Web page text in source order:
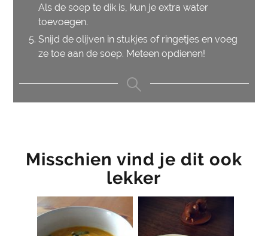
Als de soep te dik is, kun je extra water
toevoegen.
Snijd de olijven in stukjes of ringetjes en voeg
ze toe aan de soep. Meteen opdienen!
Misschien vind je dit ook
lekker